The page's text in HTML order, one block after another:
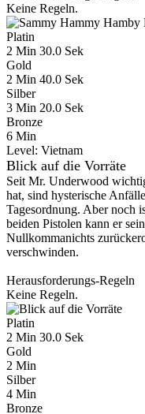
Keine Regeln.
Platin
2 Min 30.0 Sek
Gold
2 Min 40.0 Sek
Silber
3 Min 20.0 Sek
Bronze
6 Min
Level: Vietnam
Blick auf die Vorräte
Seit Mr. Underwood
hat, sind hysterische
Tagesordnung. Aber noch
beiden Pistolen kann er
Nullkommanichts
verschwinden.
Herausforderungs-Regeln
Keine Regeln.
Platin
2 Min 30.0 Sek
Gold
2 Min
Silber
4 Min
Bronze